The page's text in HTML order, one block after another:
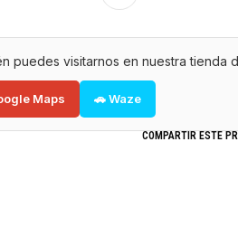
puedes visitarnos en nuestra tienda
Maps 🚗 Waze
COMPARTIR ESTE